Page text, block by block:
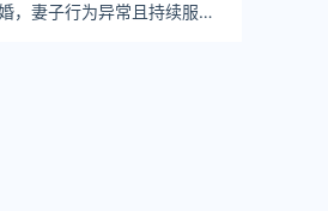
，妻子行为异常且持续服